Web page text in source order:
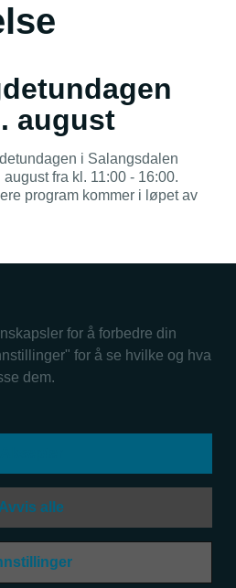
august
i Salangsdalen
fra kl. 11:00 - 16:00.
program kommer i løpet av
for å forbedre din
for å se hvilke og hva
dem.
alle